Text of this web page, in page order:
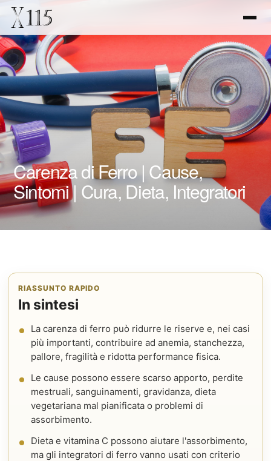
Carenza di Ferro | Cause,
Sintomi | Cura, Dieta, Integratori
RIASSUNTO RAPIDO
In sintesi
La carenza di ferro può ridurre le riserve e, nei casi
più importanti, contribuire ad anemia, stanchezza,
pallore, fragilità e ridotta performance fisica.
Le cause possono essere scarso apporto, perdite
mestruali, sanguinamenti, gravidanza, dieta
vegetariana mal pianificata o problemi di
assorbimento.
Dieta e vitamina C possono aiutare l'assorbimento,
ma gli integratori di ferro vanno usati con criterio